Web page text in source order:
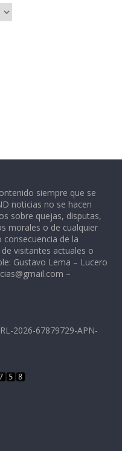
siempre que se
noticias no se hacen
sobre quejas, disputas,
morales o de cualquier
de la
visitantes actuales o
Gustavo Lema – Lucero
–
2026-67879729-APN-